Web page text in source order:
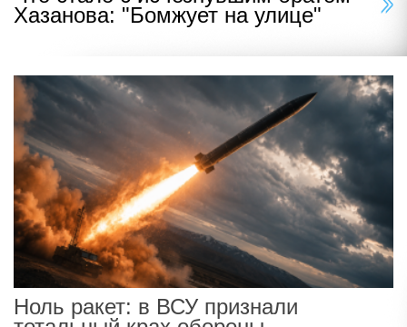
Хазанова: "Бомжует на улице"
Ноль ракет: в ВСУ признали